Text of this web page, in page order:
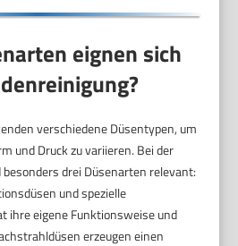
eignen sich
verschiedene Düsentypen, um
und Druck zu variieren. Bei der
drei Düsenarten relevant:
und spezielle
ihre eigene Funktionsweise und
erzeugen einen